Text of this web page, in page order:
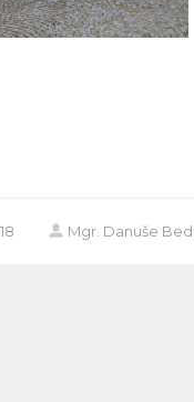
Mgr. Danuše